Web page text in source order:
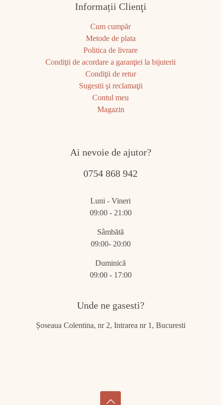
Informații Clienţi
Cum cumpăr
Metode de plata
Politica de livrare
Condiţii de acordare a garanţiei la bijuterii
Condiţii de retur
Sugestii şi reclamaţii
Contul meu
Magazin
Ai nevoie de ajutor?
0754 868 942
Luni - Vineri
09:00 - 21:00
Sâmbătă
09:00- 20:00
Duminică
09:00 - 17:00
Unde ne gasesti?
Șoseaua Colentina, nr 2, Intrarea nr 1, Bucuresti